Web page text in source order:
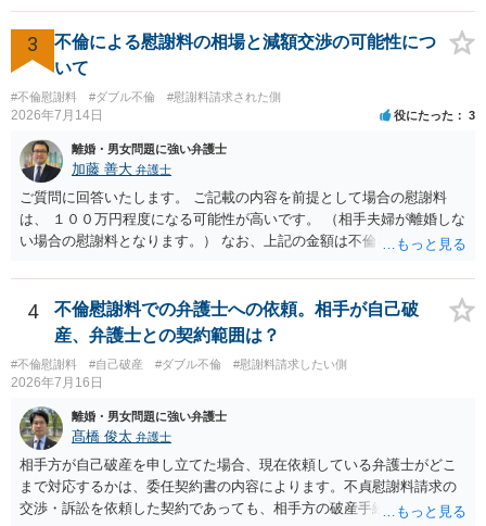
困難 仮に裁判で敗訴した場合でも、分割払いになる可能性はあります
か。 ⇒判決となり敗訴してしまった場合は、強制執行により不動産等
の財産を差し押さえられ、そこから債権回収が図られることになりま
すが、 和解であれば柔軟な解決が可能ですので、その場合は分割払
いにより支払うことも十分可能です。 ⑤ このような事情であれば、私
は120万円のみ和解交渉を続けるべきでしょうか。 ⇒ご相談者様の認
識を前提にすれば、１００万円も含めて返済する必要はないと考えら
れるため、 120万円のみについて交渉を続けることがベターかと存じ
ます。
するデメリットはありますから（経済的、時間的、精神的負担等）、
反対にご自身が、裁判も辞さずという姿勢を示すことで、プラス
に働く可能性は有り得ます。 交渉で解決する多くの場合は、相手
が弁護士に依頼しているケースで、５０万円以下で合意できる場合は
稀であると思います。 通常は、６０万円から８０万円程度になる
ことが多いというのが私の印象です。 ２ 質問② ご記載の内容が
減額を進めるうえでの交渉材料かと思います。 なお、ご自身が離
婚しないことは、交渉材料にはならないかと思いますので、ご注意く
ださい。 また、相手夫婦の婚姻関係が既に破綻していたことや、
相手女性が結婚しているとは知らなかったと主張することもあります
が、 ケースバイケースですので、ご自身の場合にそれらの主張が
できるかはよくお考え下さい。 ３ 質問③ 違約金を５０万円とす
る旨の交渉をすることが妥当かどうかという基準はありません。
公序良俗に反するような金額では、その条項自体が無効になり得ます
が、 ２００万円でも、５０万円でも、公序良俗に反するほど高額
とはいえないと考えますので、 結局は、妥当かどうかというより
も、ご自身が納得できるかどうかという基準でお考えいただくといい
と思います。 そのうえで、合意できるかは、相手も納得できるか
否かにかかってはきますが。 ４ 質問④ ご記載の内容からは判断
できないのですが、 清算条項を記載しないで合意することはリス
クがありますので、むしろ、原則としては、清算条項を記載するべき
であるとお考えいただくといいです。 ご質問に対する回答は以上で
すが、可能であれば、ご依頼になるかは別として、お近くの弁護士に
直接相談されて、 今後の対応についてアドバイス等を求めることを
3
不倫による慰謝料の相場と減額交渉の可能性につ
いて
#不倫慰謝料 #ダブル不倫 #慰謝料請求された側
2026年7月14日 役にたった 3
離婚・男女問題に強い弁護士
加藤 善大 弁護士
ご質問に回答いたします。 ご記載の内容を前提として場合の慰謝料
は、 １００万円程度になる可能性が高いです。 （相手夫婦が離婚しな
い場合の慰謝料となります。） なお、上記の金額は不倫をした２名が
半額程度の支払を求める、 求償ができることになります。 その求償権
を放棄する場合の慰謝料相場は、６０万円から８０万円程度になるこ
とが多いです。 （相手夫婦が離婚しませんので、減額してでも求償権
を放棄してもらうメリットがあることになります。） ５年後に離婚す
る可能性について、慰謝料額に影響が出る可能性はないと考えます。
最後に、ご依頼になる場合の弁護士費用は、ご依頼になる弁護士によ
り異なりますので、直接ご確認いただくといいですよ。 ご質問に対す
る回答は以上ですが、可能であれば、ご依頼になるかは別にして、お
近くの弁護士に直接相談されて、今後の対応についてアドバイスを求
めることをおすすめいたします。 ご参考にしていただけますと幸いで
す。
4
不倫慰謝料での弁護士への依頼。相手が自己破
産、弁護士との契約範囲は？
#不倫慰謝料 #自己破産 #ダブル不倫 #慰謝料請求したい側
2026年7月16日
離婚・男女問題に強い弁護士
髙橋 俊太 弁護士
相手方が自己破産を申し立てた場合、現在依頼している弁護士がどこ
まで対応するかは、委任契約書の内容によります。不貞慰謝料請求の
交渉・訴訟を依頼した契約であっても、相手方の破産手続への対応、